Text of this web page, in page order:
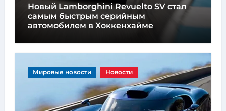
Новый Lamborghini Revuelto SV стал
самым быстрым серийным
автомобилем в Хоккенхайме
Мировые новости Новости